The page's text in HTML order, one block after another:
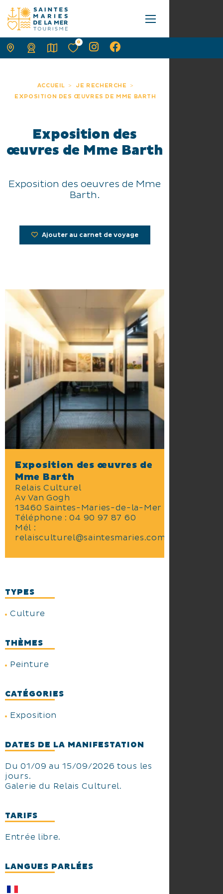
ACCUEIL
JE RECHERCHE
EXPOSITION DES ŒUVRES DE MME BARTH
Exposition des
œuvres de Mme Barth
Exposition des oeuvres de Mme
Barth.
Ajouter au carnet de voyage
Exposition des œuvres de
Mme Barth
Relais Culturel
Av Van Gogh
13460 Saintes-Maries-de-la-Mer
Téléphone :04 90 97 87 60
Mél :
relaisculturel@saintesmaries.com
TYPES
Culture
THÈMES
Peinture
CATÉGORIES
Exposition
DATES DE LA MANIFESTATION
Du 01/09 au 15/09/2026 tous les
jours.
Galerie du Relais Culturel.
TARIFS
Entrée libre.
LANGUES PARLÉES
0